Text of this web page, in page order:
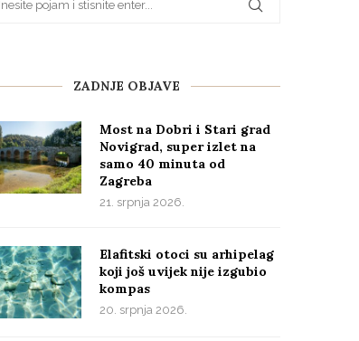
ZADNJE OBJAVE
Most na Dobri i Stari grad
Novigrad, super izlet na
samo 40 minuta od
Zagreba
21. srpnja 2026.
Elafitski otoci su arhipelag
koji još uvijek nije izgubio
kompas
20. srpnja 2026.